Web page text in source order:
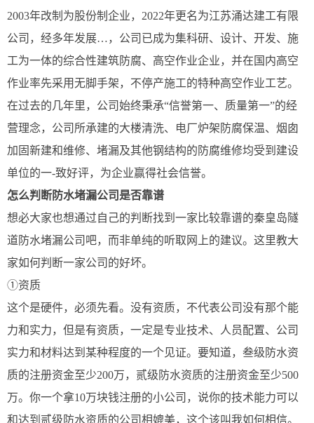
2003年改制为股份制企业，2022年更名为江苏涌达建工有限
公司，经多年发展…，公司已成为集科研、设计、开发、施
工为一体的综合性建筑防腐、高空作业企业，并在国内高空
作业率先采用无脚手架，不停产施工的特种高空作业工艺。
在过去的几年里，公司始终秉承“信誉第一、质量第一”的经
营理念，公司所承建的大楼清洗、电厂炉架防腐保温、烟囱
加固新建和维修、堵漏及其他钢结构的防腐维修均受到建设
单位的一-致好评，为企业赢得社会信誉。
怎么判断防水堵漏公司是否靠谱
想必大家也想通过自己的判断找到一家比较靠谱的秦皇岛隧
道防水堵漏公司吧，而非单纯的听取网上的建议。这里教大
家如何判断一家公司的好坏。
①资质
这个是硬件，必须先看。没有资质，不代表公司没有那个能
力和实力，但是有资质，一定是专业技术、人员配置、公司
实力和材料达到某种程度的一个见证。要知道，叁级防水资
质的注册资金至少200万，贰级防水资质的注册资金至少500
万。你一个拿10万块钱注册的小公司，说你的技术能力可以
和达到贰级防水资质的公司相媲美，这个该叫我如何相信。